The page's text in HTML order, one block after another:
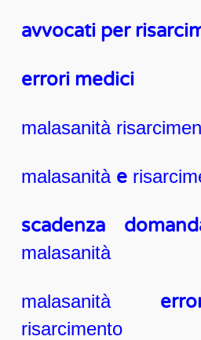
avvocati per
errori medici
malasanità
malasanità e
scadenza
malasanità
malasanità
risarcimento